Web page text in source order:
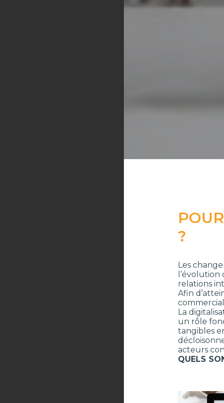
?
Les
relations
Afin
La
un rôle
tangibles
acteurs
QUELS